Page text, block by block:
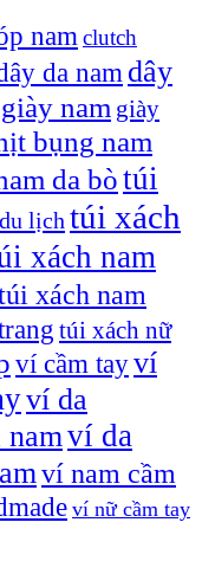
nam clutch
da nam dây
giày nam giày
bụng nam
da bòtúi
lịch túi xách
xách nam
xách nam
túi xách nữ
ví cầm tayví
ví da
namví da
ví nam cầm
ví nữ cầm tay